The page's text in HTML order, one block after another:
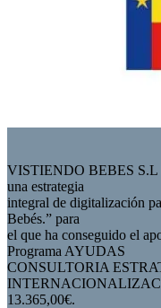
VISTIENDO BEBES S.L
una estrategia
integral de digitalización
Bebés.” para
el que ha conseguido el
Programa AYUDAS
CONSULTORIA
13.365,00€.